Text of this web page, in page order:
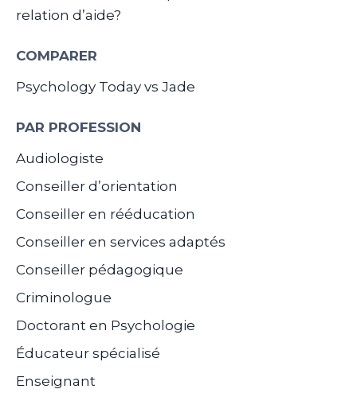
relation d’aide?
COMPARER
Psychology Today vs Jade
PAR PROFESSION
Audiologiste
Conseiller d’orientation
Conseiller en rééducation
Conseiller en services adaptés
Conseiller pédagogique
Criminologue
Doctorant en Psychologie
Éducateur spécialisé
Enseignant